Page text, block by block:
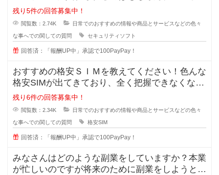
も入れられるセキュリティソフトっ
残り5件の回答募集中！
閲覧数：2.74K 日常でのおすすめの情報や商品とサービスなどの色々
な事へでの関しての質問 セキュリティソフト
回答済：「報酬UP中」承認で100PayPay！
おすすめの格安ＳＩＭを教えてください！色んな
格安SIMが出てきており、全く把握できなくなっ
てきました。なので、皆さんが実
残り6件の回答募集中！
閲覧数：2.34K 日常でのおすすめの情報や商品とサービスなどの色々
な事へでの関しての質問 格安SIM
回答済：「報酬UP中」承認で100PayPay！
みなさんはどのような副業をしていますか？本業
が忙しいのですが将来のために副業をしようと思